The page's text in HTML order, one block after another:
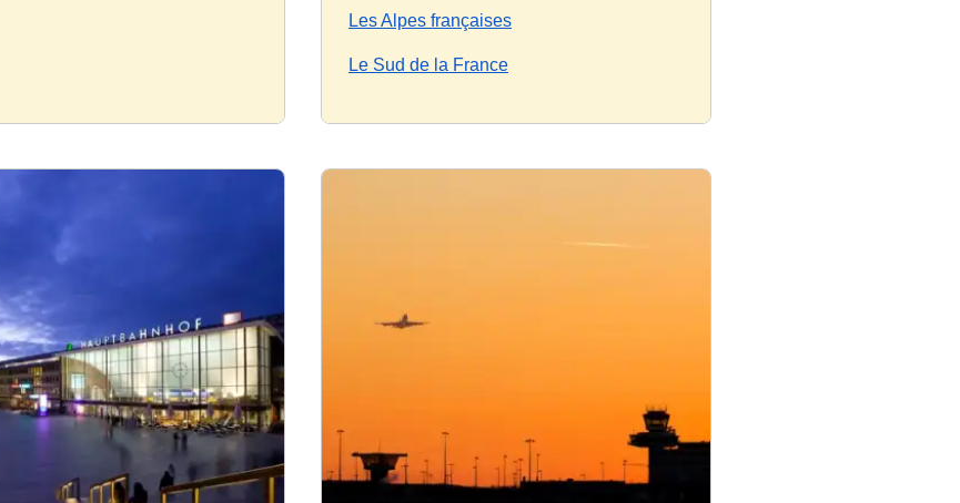
Les Alpes françaises
Le Sud de la France